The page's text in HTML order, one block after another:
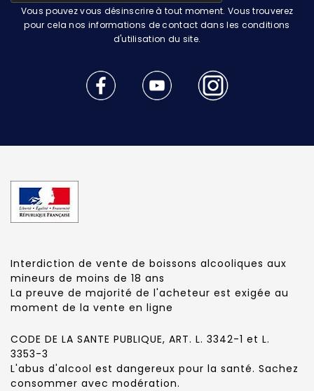
Vous pouvez vous désinscrire à tout moment. Vous trouverez
pour cela nos informations de contact dans les conditions
d'utilisation du site.
Interdiction de vente de boissons alcooliques aux
mineurs de moins de 18 ans
La preuve de majorité de l'acheteur est exigée au
moment de la vente en ligne
CODE DE LA SANTE PUBLIQUE, ART. L. 3342-1 et L.
3353-3
L'abus d'alcool est dangereux pour la santé. Sachez
consommer avec modération.